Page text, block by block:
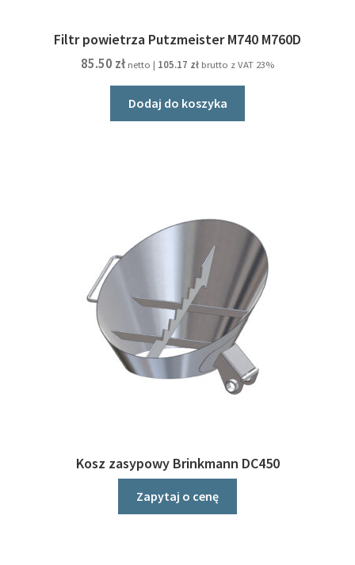
Filtr powietrza Putzmeister M740 M760D
85.50 zł netto | 105.17 zł brutto z VAT 23%
Dodaj do koszyka
Kosz zasypowy Brinkmann DC450
Zapytaj o cenę